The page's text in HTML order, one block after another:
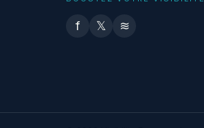
f 𝕏 ≋